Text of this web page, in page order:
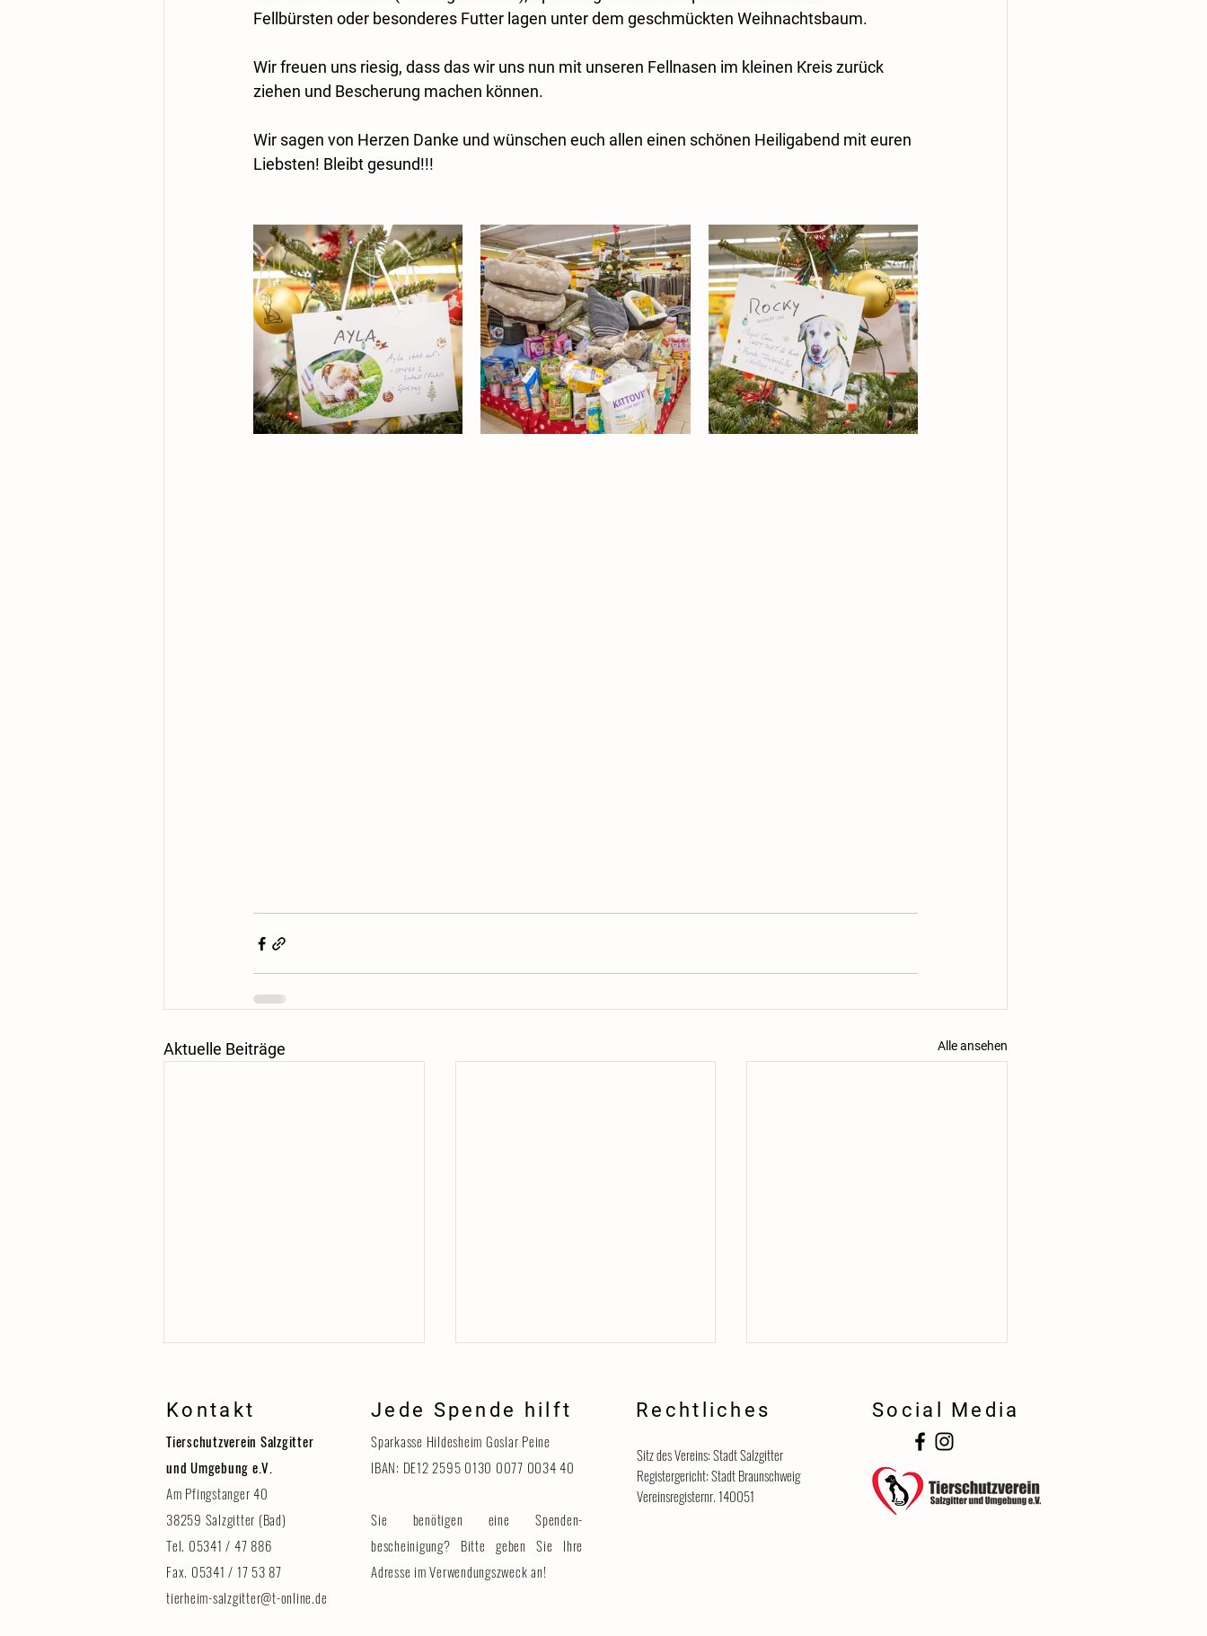
Fellbürsten oder besonderes Futter lagen unter dem geschmückten Weihnachtsbaum.
Wir freuen uns riesig, dass das wir uns nun mit unseren Fellnasen im kleinen Kreis zurück
ziehen und Bescherung machen können.
Wir sagen von Herzen Danke und wünschen euch allen einen schönen Heiligabend mit euren
Liebsten! Bleibt gesund!!!
Aktuelle Beiträge Alle ansehen
Erinnerung: Tag der Tiere am 8.
August
Katzenhaus vorübergehend für
Besucher geschlossen
Kontakt
Tierschutzverein Salzgitter
und Umgebung e.V.
Am Pfingstanger 40
38259 Salzgitter (Bad)
Tel. 05341 / 47 886
Fax. 05341 / 17 53 87
tierheim-salzgitter@t-online.de
Jede Spende hilft
Sparkasse Hildesheim Goslar Peine
IBAN: DE12 2595 0130 0077 0034 40
Sie benötigen eine Spenden-
bescheinigung? Bitte geben Sie Ihre
Adresse im Verwendungszweck an!
Rechtliches
Sitz des Vereins: Stadt Salzgitter
Registergericht: Stadt Braunschweig
Vereinsregisternr. 140051
Social Media